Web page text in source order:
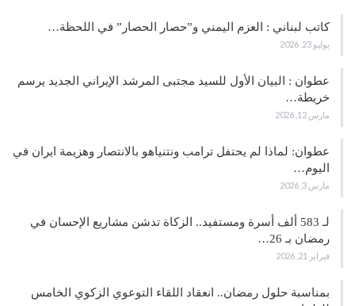
كاتب لبناني : العزم اليمني و”حصار الحصار” في اللحظة…
يوليو 23, 2026
عطوان : البيان الأول للسيد مجتبى المرشد الإيراني الجديد يرسم
خريطة…
مارس 12, 2026
عطوان: لماذا لم يحتفل ترامب ونتنياهو بالانتصار وهزيمة ايران في
اليوم…
مارس 3, 2026
لـ 583 ألف أسرة ومستفيد.. الزكاة تدشن مشاريع الإحسان في
رمضان بـ 26…
فبراير 21, 2026
بمناسبة حلول رمضان.. انعقاد اللقاء التوعوي الزكوي الخامس